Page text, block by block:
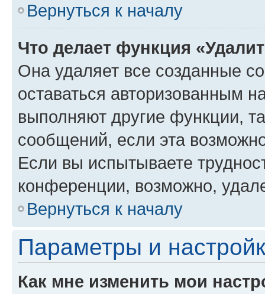
Вернуться к началу
Что делает функция
Она удаляет все созданные
оставаться авторизованным
выполняют другие функции,
сообщений, если эта
Если вы испытываете
конференции, возможно,
Вернуться к началу
Параметры и
Как мне изменить мои